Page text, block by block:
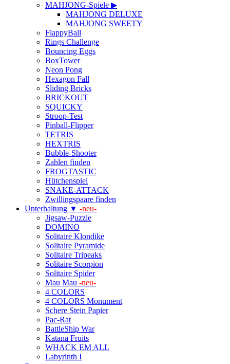
MAHJONG-Spiele ▶
MAHJONG DELUXE
MAHJONG SWEETY
FlappyBall
Rings Challenge
Bouncing Eggs
BoxTower
Neon Pong
Hexagon Fall
Sliding Bricks
BRICKOUT
SQUICKY
Stroop-Test
Pinball-Flipper
TETRIS
HEXTRIS
Bubble-Shooter
Zahlen finden
FROGTASTIC
Hütchenspiel
SNAKE-ATTACK
Zwillingspaare finden
Unterhaltung ▼ -neu-
Jigsaw-Puzzle
DOMINO
Solitaire Klondike
Solitaire Pyramide
Solitaire Tripeaks
Solitaire Scorpion
Solitaire Spider
Mau Mau -neu-
4 COLORS
4 COLORS Monument
Schere Stein Papier
Pac-Rat
BattleShip War
Katana Fruits
WHACK EM ALL
Labyrinth I